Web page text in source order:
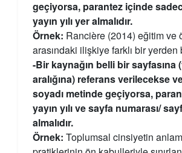
geçiyorsa, parantez içinde
yayın yılı yer almalıdır.
Örnek: Rancière (2014) eğitim ve
arasındaki ilişkiye farklı bir yerden
-Bir kaynağın belli bir sayfasına
aralığına) referans verilecekse
soyadı metinde geçiyorsa,
yayın yılı ve sayfa numarası/
almalıdır.
Örnek: Toplumsal cinsiyetin